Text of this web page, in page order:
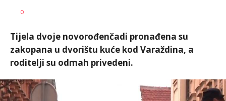
AUTOR
0
Tijela dvoje novorođenčadi pronađena su
zakopana u dvorištu kuće kod Varaždina, a
roditelji su odmah privedeni.